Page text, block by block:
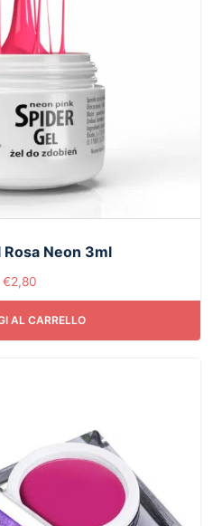
Rosa Neon 3ml
€2,80
AL CARRELLO